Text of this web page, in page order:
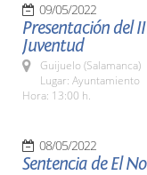
09/05/2022
Presentación del
Juventud
Guijuelo (Salamanca)
Lugar: Ayuntamiento
Hora: 13:00 h.
08/05/2022
Sentencia de El